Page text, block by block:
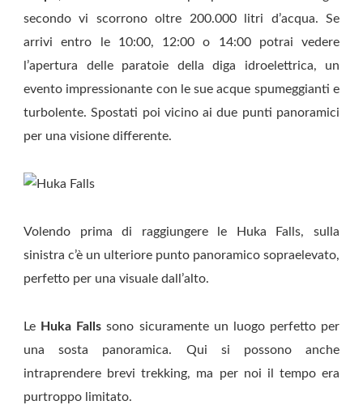
secondo vi scorrono oltre 200.000 litri d’acqua. Se
arrivi entro le 10:00, 12:00 o 14:00 potrai vedere
l’apertura delle paratoie della diga idroelettrica, un
evento impressionante con le sue acque spumeggianti e
turbolente. Spostati poi vicino ai due punti panoramici
per una visione differente.
Volendo prima di raggiungere le Huka Falls, sulla
sinistra c’è un ulteriore punto panoramico sopraelevato,
perfetto per una visuale dall’alto.
Le Huka Falls sono sicuramente un luogo perfetto per
una sosta panoramica. Qui si possono anche
intraprendere brevi trekking, ma per noi il tempo era
purtroppo limitato.